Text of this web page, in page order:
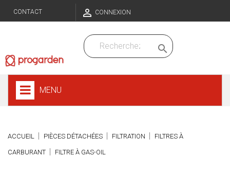
CONTACT  CONNEXION

MENU
ACCUEIL PIÈCES DÉTACHÉES FILTRATION FILTRES À
CARBURANT FILTRE À GAS-OIL